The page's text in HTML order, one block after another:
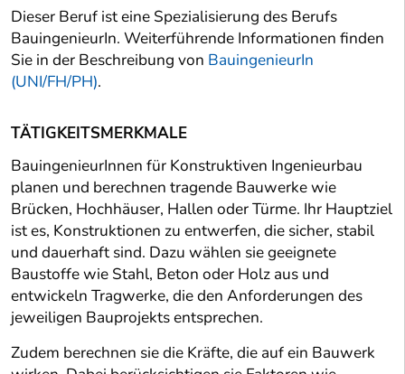
Dieser Beruf ist eine Spezialisierung des Berufs
BauingenieurIn. Weiterführende Informationen finden
Sie in der Beschreibung von BauingenieurIn
(UNI/FH/PH).
TÄTIGKEITSMERKMALE
BauingenieurInnen für Konstruktiven Ingenieurbau
planen und berechnen tragende Bauwerke wie
Brücken, Hochhäuser, Hallen oder Türme. Ihr Hauptziel
ist es, Konstruktionen zu entwerfen, die sicher, stabil
und dauerhaft sind. Dazu wählen sie geeignete
Baustoffe wie Stahl, Beton oder Holz aus und
entwickeln Tragwerke, die den Anforderungen des
jeweiligen Bauprojekts entsprechen.
Zudem berechnen sie die Kräfte, die auf ein Bauwerk